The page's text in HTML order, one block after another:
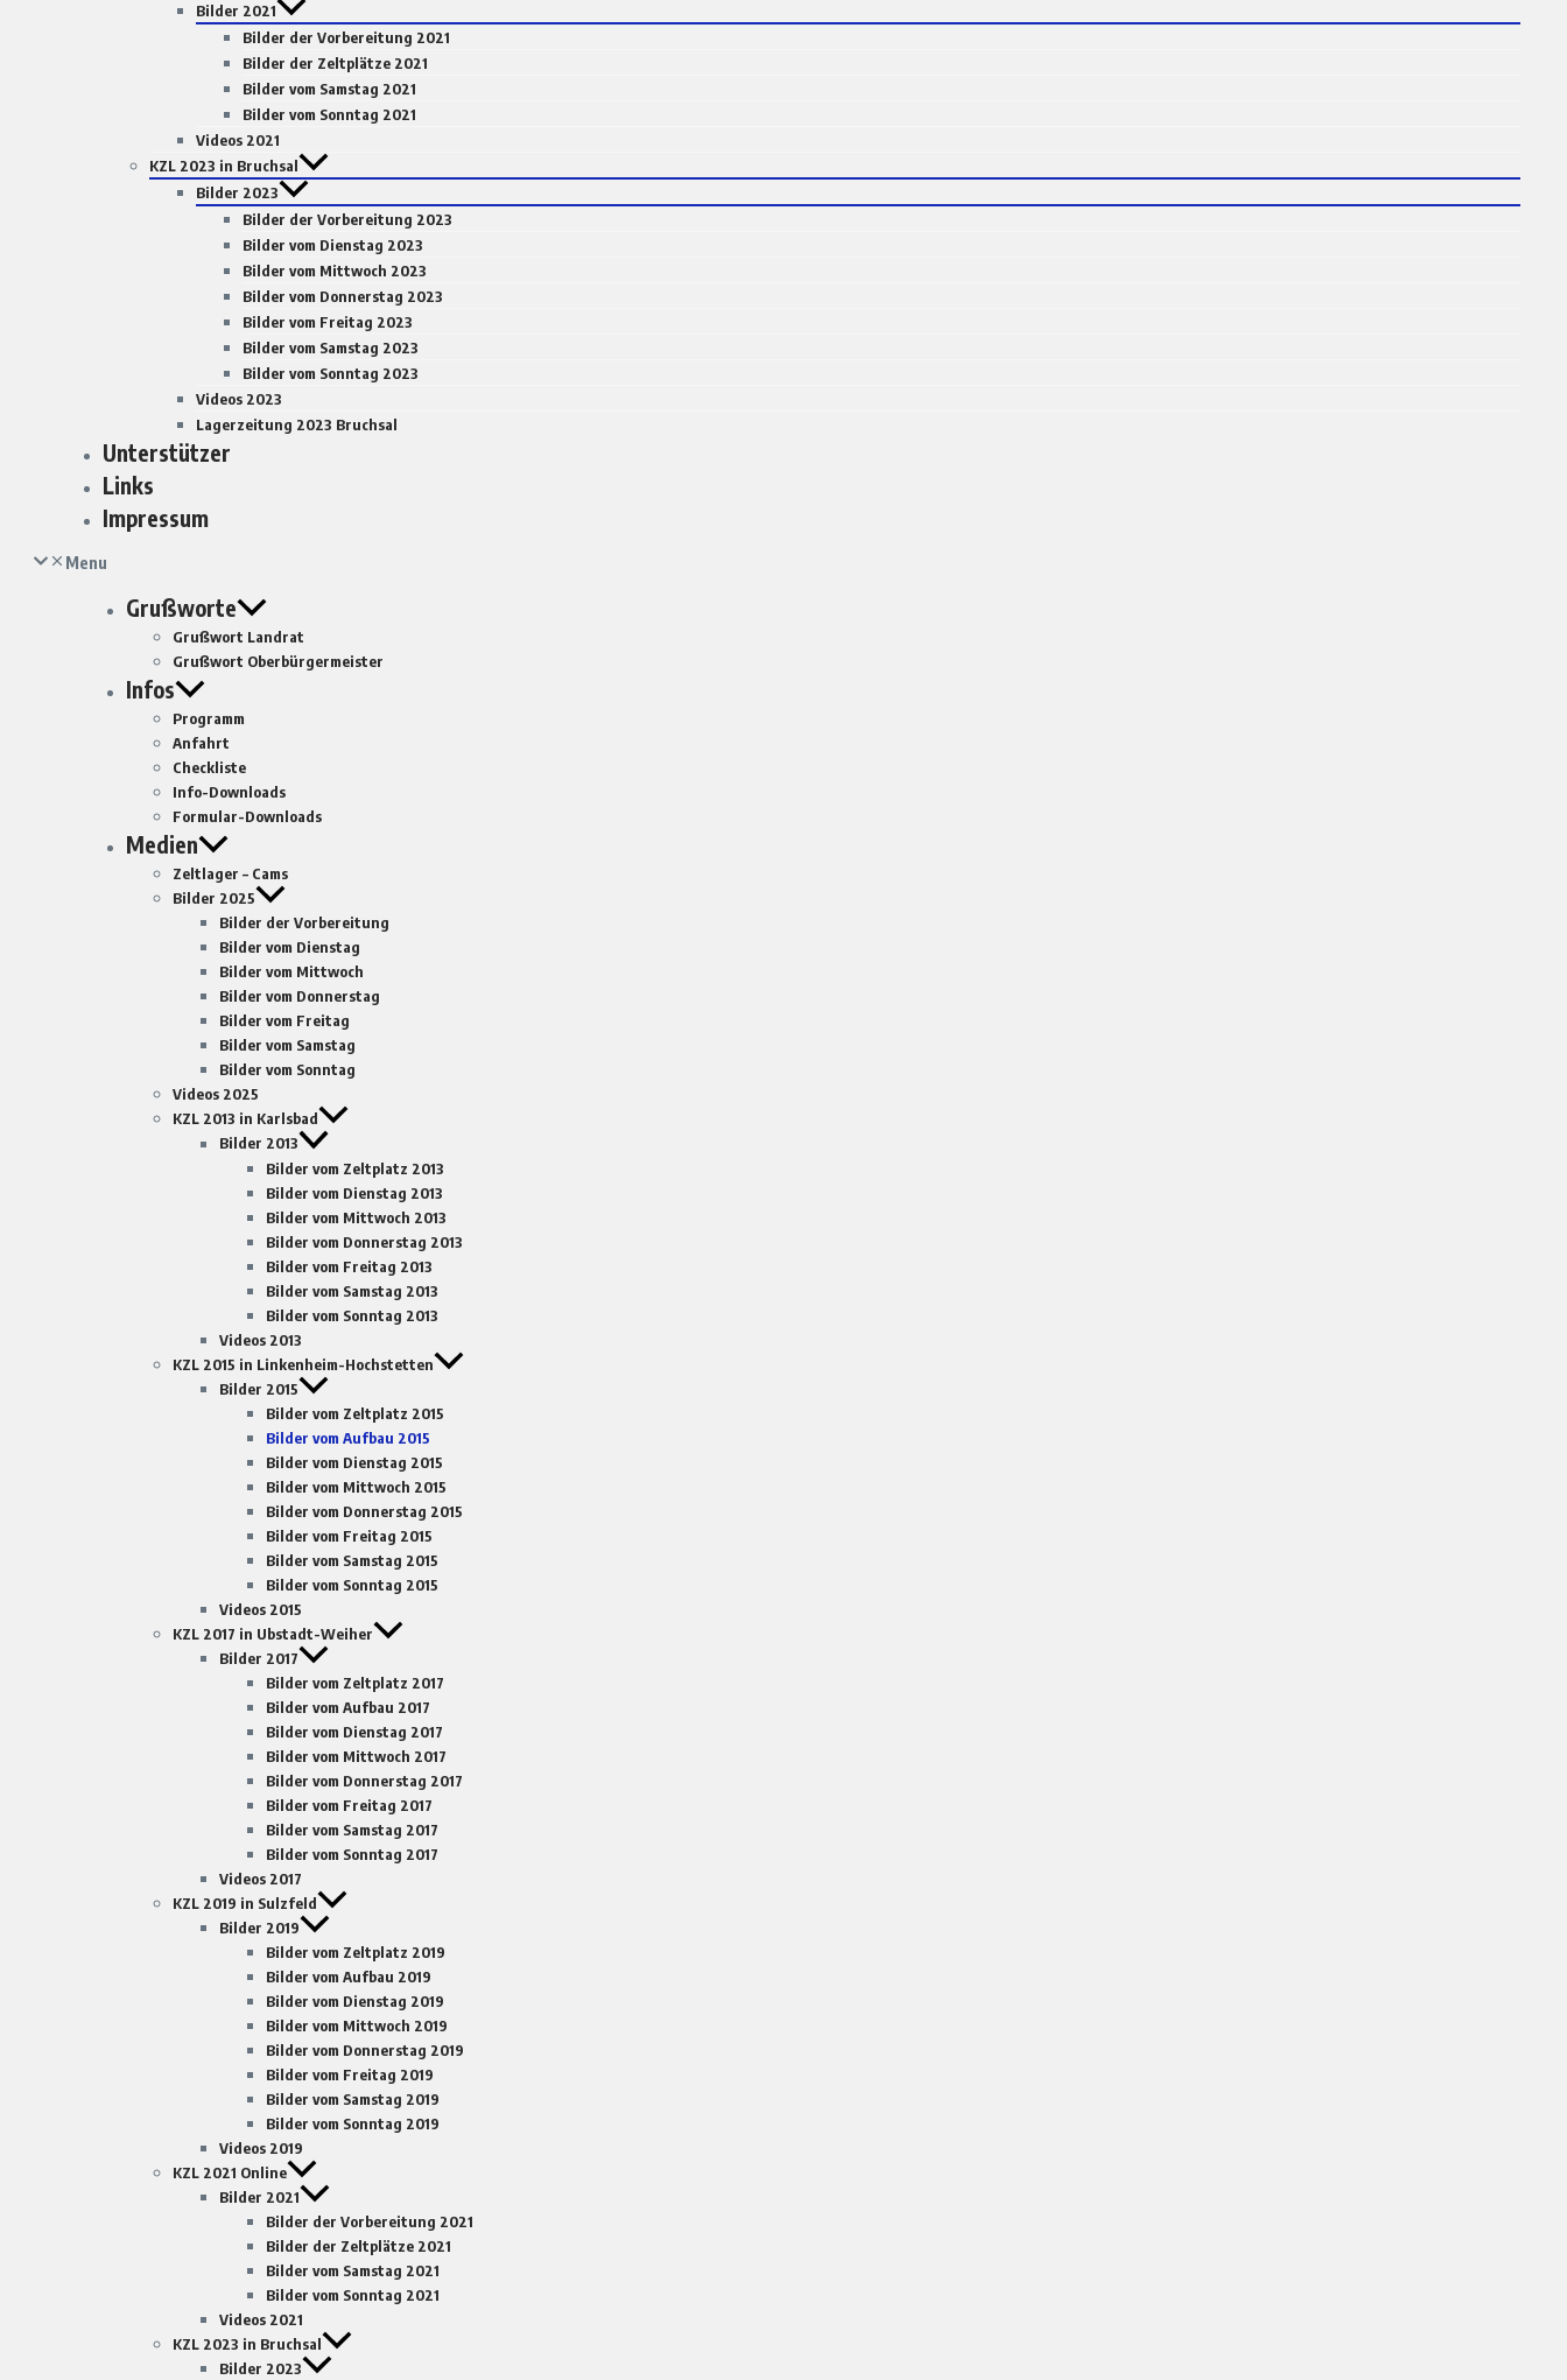
Bilder 2021
Bilder der Vorbereitung 2021
Bilder der Zeltplätze 2021
Bilder vom Samstag 2021
Bilder vom Sonntag 2021
Videos 2021
KZL 2023 in Bruchsal
Bilder 2023
Bilder der Vorbereitung 2023
Bilder vom Dienstag 2023
Bilder vom Mittwoch 2023
Bilder vom Donnerstag 2023
Bilder vom Freitag 2023
Bilder vom Samstag 2023
Bilder vom Sonntag 2023
Videos 2023
Lagerzeitung 2023 Bruchsal
Unterstützer
Links
Impressum
Menu
Grußworte
Grußwort Landrat
Grußwort Oberbürgermeister
Infos
Programm
Anfahrt
Checkliste
Info-Downloads
Formular-Downloads
Medien
Zeltlager – Cams
Bilder 2025
Bilder der Vorbereitung
Bilder vom Dienstag
Bilder vom Mittwoch
Bilder vom Donnerstag
Bilder vom Freitag
Bilder vom Samstag
Bilder vom Sonntag
Videos 2025
KZL 2013 in Karlsbad
Bilder 2013
Bilder vom Zeltplatz 2013
Bilder vom Dienstag 2013
Bilder vom Mittwoch 2013
Bilder vom Donnerstag 2013
Bilder vom Freitag 2013
Bilder vom Samstag 2013
Bilder vom Sonntag 2013
Videos 2013
KZL 2015 in Linkenheim-Hochstetten
Bilder 2015
Bilder vom Zeltplatz 2015
Bilder vom Aufbau 2015
Bilder vom Dienstag 2015
Bilder vom Mittwoch 2015
Bilder vom Donnerstag 2015
Bilder vom Freitag 2015
Bilder vom Samstag 2015
Bilder vom Sonntag 2015
Videos 2015
KZL 2017 in Ubstadt-Weiher
Bilder 2017
Bilder vom Zeltplatz 2017
Bilder vom Aufbau 2017
Bilder vom Dienstag 2017
Bilder vom Mittwoch 2017
Bilder vom Donnerstag 2017
Bilder vom Freitag 2017
Bilder vom Samstag 2017
Bilder vom Sonntag 2017
Videos 2017
KZL 2019 in Sulzfeld
Bilder 2019
Bilder vom Zeltplatz 2019
Bilder vom Aufbau 2019
Bilder vom Dienstag 2019
Bilder vom Mittwoch 2019
Bilder vom Donnerstag 2019
Bilder vom Freitag 2019
Bilder vom Samstag 2019
Bilder vom Sonntag 2019
Videos 2019
KZL 2021 Online
Bilder 2021
Bilder der Vorbereitung 2021
Bilder der Zeltplätze 2021
Bilder vom Samstag 2021
Bilder vom Sonntag 2021
Videos 2021
KZL 2023 in Bruchsal
Bilder 2023